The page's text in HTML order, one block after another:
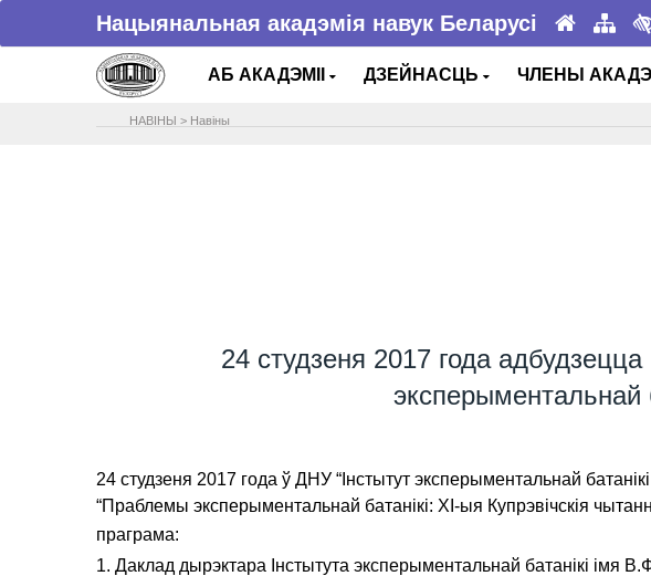
Нацыянальная акадэмія навук Беларусі
АБ АКАДЭМІІ ДЗЕЙНАСЦЬ ЧЛЕНЫ
НАВIНЫ > Навіны
24 студзеня 2017 года
эксперыментальнай
24 студзеня 2017 года ў ДНУ “Інстытут эксперыментальнай
“Праблемы эксперыментальнай батанікі: XI-ыя Купрэвічскія
праграма:
1. Даклад дырэктара Інстытута эксперыментальнай батанікі імя